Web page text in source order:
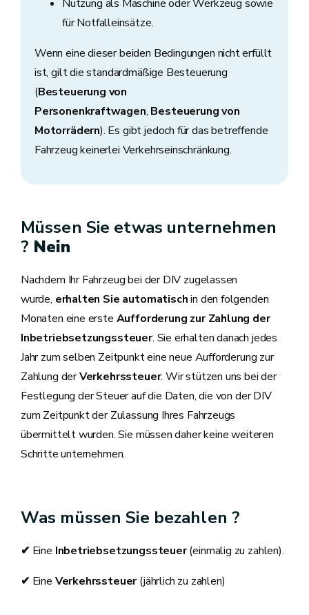
Nutzung als Maschine oder Werkzeug sowie
für Notfalleinsätze.
Wenn eine dieser beiden Bedingungen nicht erfüllt
ist, gilt die standardmäßige Besteuerung
(Besteuerung von
Personenkraftwagen, Besteuerung von
Motorrädern). Es gibt jedoch für das betreffende
Fahrzeug keinerlei Verkehrseinschränkung.
Müssen Sie etwas unternehmen
? Nein
Nachdem Ihr Fahrzeug bei der DIV zugelassen
wurde, erhalten Sie automatischin den folgenden
Monaten eine erste Aufforderung zur Zahlung der
Inbetriebsetzungssteuer. Sie erhalten danach jedes
Jahr zum selben Zeitpunkt eine neue Aufforderung zur
Zahlung derVerkehrssteuer. Wir stützen uns bei der
Festlegung der Steuer auf die Daten, die von der DIV
zum Zeitpunkt der Zulassung Ihres Fahrzeugs
übermittelt wurden. Sie müssen daher keine weiteren
Schritte unternehmen.
Was müssen Sie bezahlen ?
✔ Eine Inbetriebsetzungssteuer(einmalig zu zahlen).
✔ Eine Verkehrssteuer(jährlich zu zahlen)